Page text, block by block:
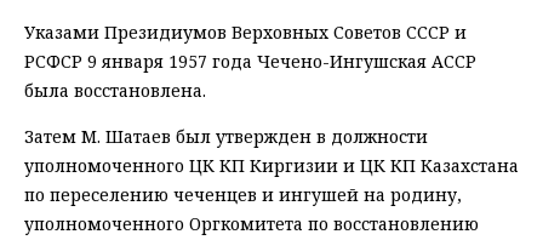
Указами Президиумов Верховных Советов СССР и
РСФСР 9 января 1957 года Чечено-Ингушская АССР
была восстановлена.
Затем М. Шатаев был утвержден в должности
уполномоченного ЦК КП Киргизии и ЦК КП Казахстана
по переселению чеченцев и ингушей на родину,
уполномоченного Оргкомитета по восстановлению